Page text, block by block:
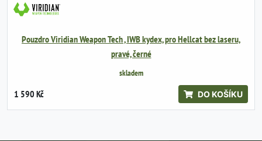
Pouzdro Viridian Weapon Tech , IWB kydex, pro Hellcat bez laseru,
pravé, černé
skladem
1 590 Kč DO KOŠÍKU